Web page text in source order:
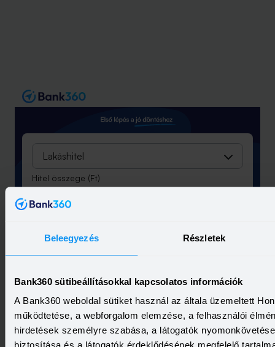
Beleegyezés Részletek
Bank360 sütibeállításokkal kapcsolatos információk
A Bank360 weboldal sütiket használ az általa üzemeltett
működtetése, a webforgalom elemzése, a felhasználói
hirdetések személyre szabása, a látogatók
Lakáshitel
Hitel összege (Ft)
TÖRLESZTŐRÉSZLET
159 174 Ft 7,77%
Promóció